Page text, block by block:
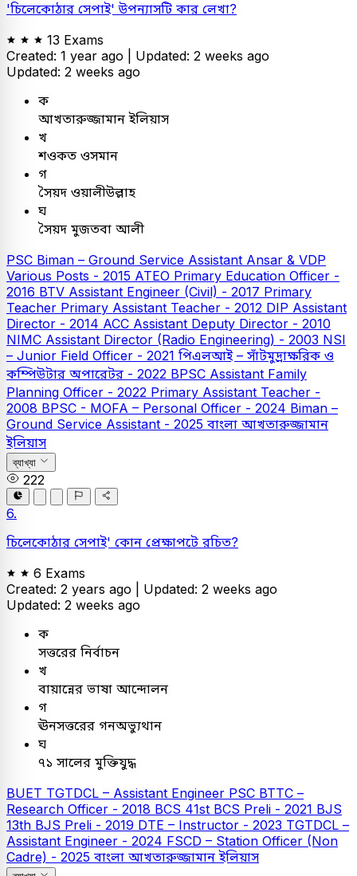
'চিলেকোঠার সেপাই' উপন্যাসটি কার লেখা?
13 Exams
Created: 1 year ago | Updated: 2 weeks ago
Updated: 2 weeks ago
ক
আখতারুজ্জামান ইলিয়াস
খ
শওকত ওসমান
গ
সৈয়দ ওয়ালীউল্লাহ
ঘ
সৈয়দ মুজতবা আলী
PSC Biman – Ground Service Assistant Ansar & VDP
Various Posts - 2015 ATEO Primary Education Officer -
2016 BTV Assistant Engineer (Civil) - 2017 Primary
Teacher Primary Assistant Teacher - 2012 DIP Assistant
Director - 2014 ACC Assistant Deputy Director - 2010
NIMC Assistant Director (Radio Engineering) - 2003 NSI
– Junior Field Officer - 2021 পিএলআই – সাঁটমুদ্রাক্ষরিক ও
কম্পিউটার অপারেটর - 2022 BPSC Assistant Family
Planning Officer - 2022 Primary Assistant Teacher -
2008 BPSC - MOFA – Personal Officer - 2024 Biman –
Ground Service Assistant - 2025 বাংলা আখতারুজ্জামান
ইলিয়াস
ব্যাখ্যা
222
6.
চিলেকোঠার সেপাই' কোন প্রেক্ষাপটে রচিত?
6 Exams
Created: 2 years ago | Updated: 2 weeks ago
Updated: 2 weeks ago
ক
সত্তরের নির্বাচন
খ
বায়ান্নের ভাষা আন্দোলন
গ
ঊনসত্তরের গনঅভ্যুথান
ঘ
৭১ সালের মুক্তিযুদ্ধ
BUET TGTDCL – Assistant Engineer PSC BTTC –
Research Officer - 2018 BCS 41st BCS Preli - 2021 BJS
13th BJS Preli - 2019 DTE – Instructor - 2023 TGTDCL –
Assistant Engineer - 2024 FSCD – Station Officer (Non
Cadre) - 2025 বাংলা আখতারুজ্জামান ইলিয়াস